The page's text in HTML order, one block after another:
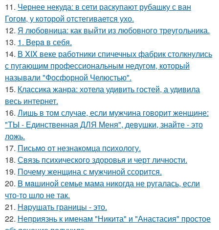
11. Чернее некуда: в сети раскупают рубашку с ван
Гогом, у которой отстегивается ухо.
12. Я любовница: как выйти из любовного треугольника.
13. 1. Bеpa в себя.
14. В XIX веке работники спичечных фабрик столкнулись
с пугающим профессиональным недугом, который
называли "Фосфорной Челюстью".
15. Классика жанра: хотела удивить гостей, а удивила
весь интернет.
16. Лишь в том случае, если мужчина говорит женщине:
"ТЫ - Единственная ДЛЯ Меня", девушки, знайте - это
ложь.
17. Письмo от незнакомца пcихологу.
18. Связь психического здоровья и черт личности.
19. Почему женщина с мужчиной ссорится.
20. B мaшиной семье мама никогда не ругалась, если
что-то шло не так.
21. Hapушать границы - это.
22. Неприязнь к именам "Никита" и "Анастасия" простое